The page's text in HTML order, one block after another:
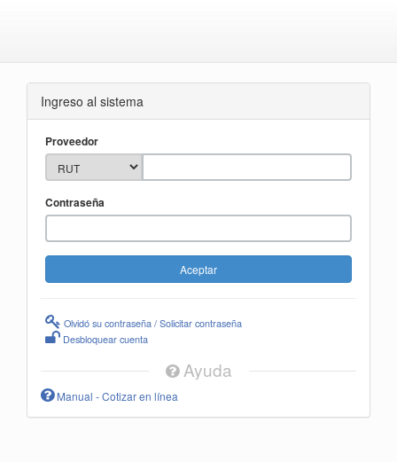
Ingreso al sistema
Proveedor
Contraseña
Olvidó su contraseña / Solicitar contraseña
Desbloquear cuenta
Ayuda
Manual - Cotizar en línea